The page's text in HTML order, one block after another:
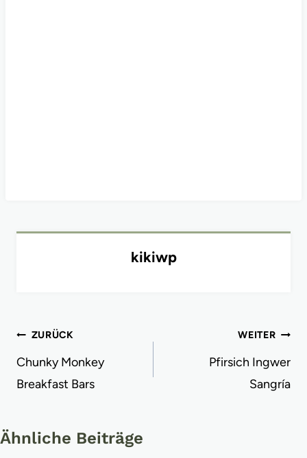
kikiwp
Beitragsnavigation
ZURÜCK
Chunky Monkey
Breakfast Bars
WEITER
Pfirsich Ingwer
Sangría
Ähnliche Beiträge